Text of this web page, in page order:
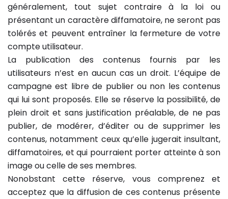
généralement, tout sujet contraire à la loi ou
présentant un caractère diffamatoire, ne seront pas
tolérés et peuvent entraîner la fermeture de votre
compte utilisateur.
La publication des contenus fournis par les
utilisateurs n’est en aucun cas un droit. L’équipe de
campagne est libre de publier ou non les contenus
qui lui sont proposés. Elle se réserve la possibilité, de
plein droit et sans justification préalable, de ne pas
publier, de modérer, d’éditer ou de supprimer les
contenus, notamment ceux qu’elle jugerait insultant,
diffamatoires, et qui pourraient porter atteinte à son
image ou celle de ses membres.
Nonobstant cette réserve, vous comprenez et
acceptez que la diffusion de ces contenus présente